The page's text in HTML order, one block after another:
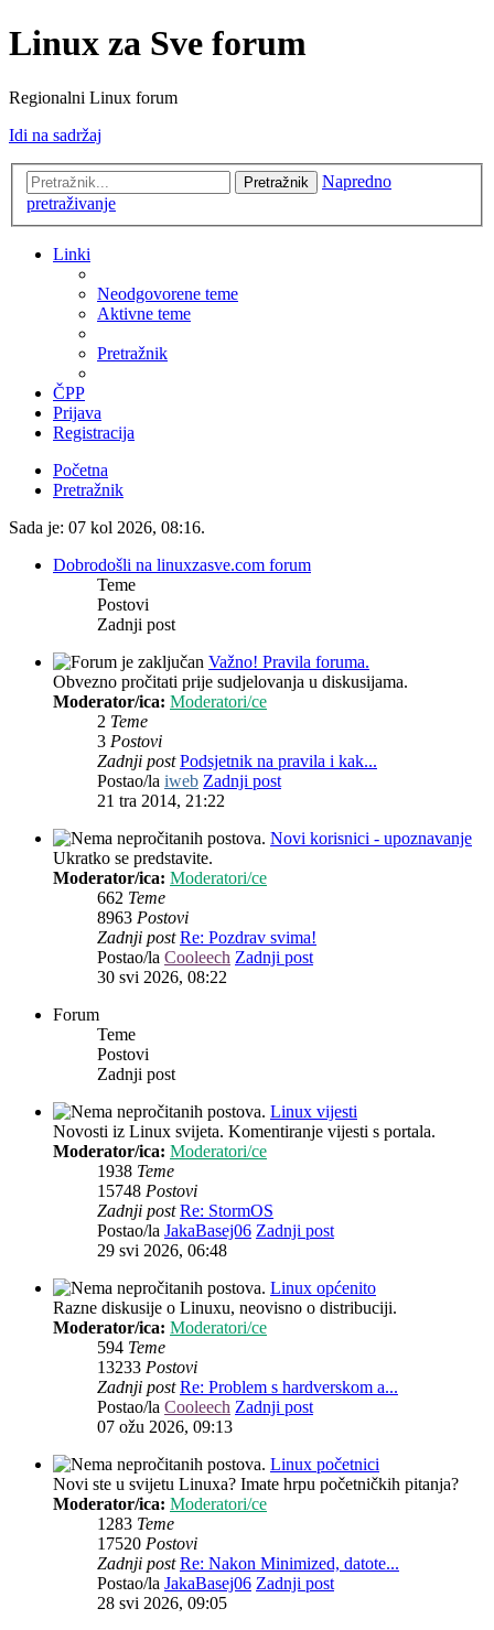
Linux za Sve forum
Regionalni Linux forum
Idi na sadržaj
Pretražnik
Napredno
pretraživanje
Linki
Neodgovorene teme
Aktivne teme
Pretražnik
ČPP
Prijava
Registracija
Početna
Pretražnik
Sada je: 07 kol 2026, 08:16.
Dobrodošli na linuxzasve.com forum
Teme
Postovi
Zadnji post
Važno! Pravila foruma.
Obvezno pročitati prije sudjelovanja u diskusijama.
Moderator/ica: Moderatori/ce
2 Teme
3 Postovi
Zadnji post Podsjetnik na pravila i kak...
Postao/la iweb Zadnji post
21 tra 2014, 21:22
Novi korisnici - upoznavanje
Ukratko se predstavite.
Moderator/ica: Moderatori/ce
662 Teme
8963 Postovi
Zadnji post Re: Pozdrav svima!
Postao/la Cooleech Zadnji post
30 svi 2026, 08:22
Forum
Teme
Postovi
Zadnji post
Linux vijesti
Novosti iz Linux svijeta. Komentiranje vijesti s portala.
Moderator/ica: Moderatori/ce
1938 Teme
15748 Postovi
Zadnji post Re: StormOS
Postao/la JakaBasej06 Zadnji post
29 svi 2026, 06:48
Linux općenito
Razne diskusije o Linuxu, neovisno o distribuciji.
Moderator/ica: Moderatori/ce
594 Teme
13233 Postovi
Zadnji post Re: Problem s hardverskom a...
Postao/la Cooleech Zadnji post
07 ožu 2026, 09:13
Linux početnici
Novi ste u svijetu Linuxa? Imate hrpu početničkih pitanja?
Moderator/ica: Moderatori/ce
1283 Teme
17520 Postovi
Zadnji post Re: Nakon Minimized, datote...
Postao/la JakaBasej06 Zadnji post
28 svi 2026, 09:05